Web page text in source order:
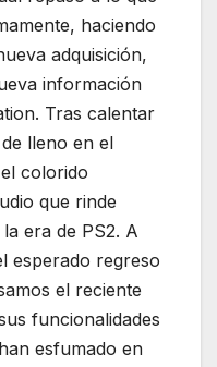
haciendo
adquisición,
información
Tras calentar
lleno en el
colorido
que rinde
era de PS2. A
esperado regreso
el reciente
funcionalidades
esfumado en